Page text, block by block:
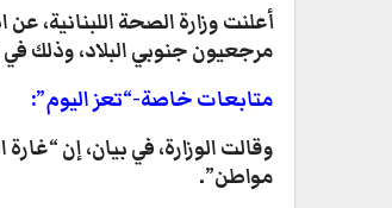
أعلنت وزارة الصحة اللبنانية،
مرجعيون جنوبي البلاد، وذلك في
متابعات خاصة-“تعز اليوم”:
وقالت الوزارة، في بيان، إن
مواطن”.